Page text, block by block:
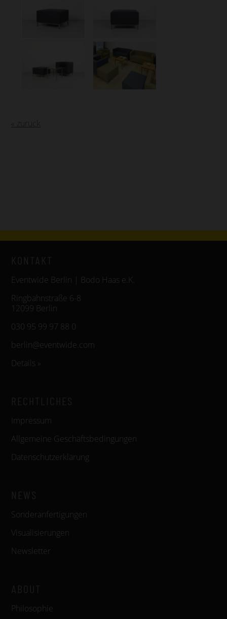
« zurück
Eventwide Berlin | Bodo Haas e.K.
Ringbahnstraße 6-8
12099 Berlin
030 95 99 97 88 0
berlin@eventwide.com
Details »
Impressum
Allgemeine Geschäftsbedingungen
Datenschutzerklärung
Sonderanfertigungen
Visualisierungen
Newsletter
Philosophie